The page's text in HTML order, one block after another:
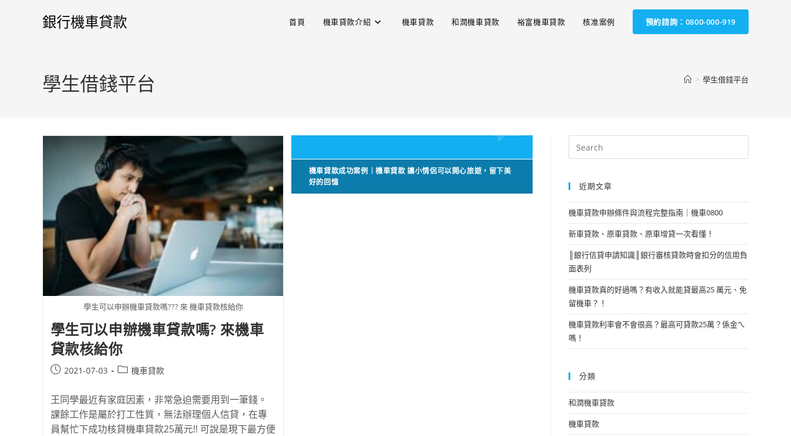
銀行機車貸款 首頁 機車貸款介紹 機車貸款 和潤機車貸款 裕富機車貸款 核准案例 預約諮詢：0800-000-919
學生借錢平台 > 學生借錢平台
學生可以申辦機車貸款嗎??? 來 機車貸款核給你
學生可以申辦機車貸款嗎? 來機車
貸款核給你
2021-07-03 機車貸款
王同學最近有家庭因素，非常急迫需要用到一筆錢。
課餘工作是屬於打工性質，無法辦理個人信貸，在專
員幫忙下成功核貸機車貸款25萬元!! 可說是現下最方便
機車貸款成功案例｜機車貸款 讓小情侶可以開心旅遊，留下美
好的回憶
近期文章
機車貸款申辦條件與流程完整指南｜機車0800
新車貸款、原車貸款、原車增貸一次看懂！
║銀行信貸申請知識║銀行審核貸款時會扣分的信用負
面表列
機車貸款真的好過嗎？有收入就能貸最高25 萬元、免
留機車？！
機車貸款利率會不會很高？最高可貸款25萬？係金ㄟ
嗎！
分類
和潤機車貸款
機車貸款